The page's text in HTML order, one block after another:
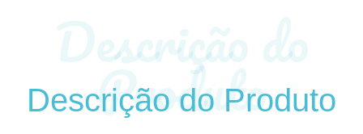
Descrição do
Produto
Descrição do Produto